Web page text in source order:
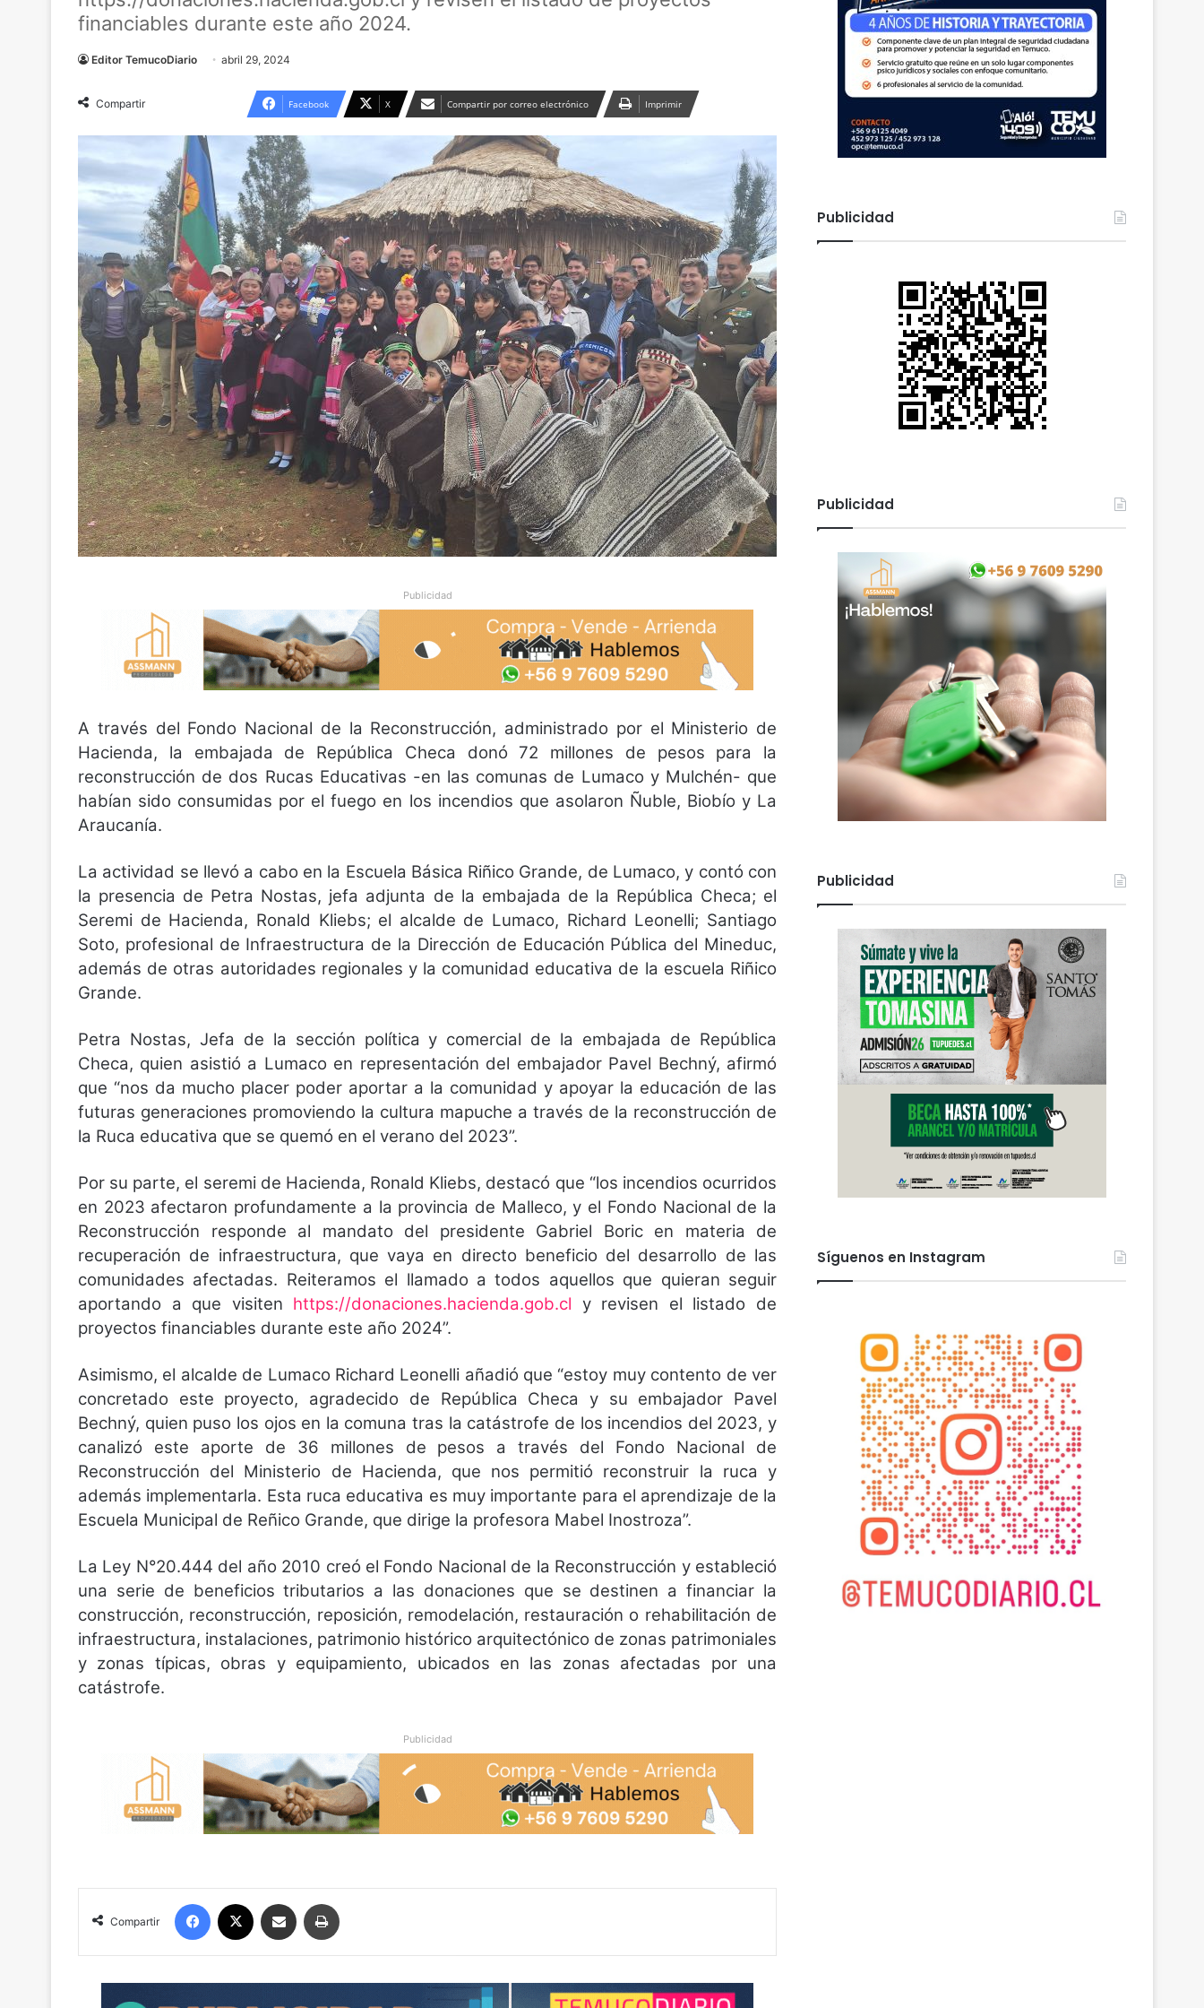
financiables durante este año 2024.
Editor TemucoDiario abril 29, 2024
Compartir Facebook X Compartir por correo electrónico Imprimir
Publicidad
A través del Fondo Nacional de la Reconstrucción, administrado por el Ministerio de
Hacienda, la embajada de República Checa donó 72 millones de pesos para la
reconstrucción de dos Rucas Educativas -en las comunas de Lumaco y Mulchén- que
habían sido consumidas por el fuego en los incendios que asolaron Ñuble, Biobío y La
Araucanía.
La actividad se llevó a cabo en la Escuela Básica Riñico Grande, de Lumaco, y contó con
la presencia de Petra Nostas, jefa adjunta de la embajada de la República Checa; el
Seremi de Hacienda, Ronald Kliebs; el alcalde de Lumaco, Richard Leonelli; Santiago
Soto, profesional de Infraestructura de la Dirección de Educación Pública del Mineduc,
además de otras autoridades regionales y la comunidad educativa de la escuela Riñico
Grande.
Petra Nostas, Jefa de la sección política y comercial de la embajada de República
Checa, quien asistió a Lumaco en representación del embajador Pavel Bechný, afirmó
que “nos da mucho placer poder aportar a la comunidad y apoyar la educación de las
futuras generaciones promoviendo la cultura mapuche a través de la reconstrucción de
la Ruca educativa que se quemó en el verano del 2023”.
Por su parte, el seremi de Hacienda, Ronald Kliebs, destacó que “los incendios ocurridos
en 2023 afectaron profundamente a la provincia de Malleco, y el Fondo Nacional de la
Reconstrucción responde al mandato del presidente Gabriel Boric en materia de
recuperación de infraestructura, que vaya en directo beneficio del desarrollo de las
comunidades afectadas. Reiteramos el llamado a todos aquellos que quieran seguir
aportando a que visiten https://donaciones.hacienda.gob.cl y revisen el listado de
proyectos financiables durante este año 2024”.
Asimismo, el alcalde de Lumaco Richard Leonelli añadió que “estoy muy contento de ver
concretado este proyecto, agradecido de República Checa y su embajador Pavel
Bechný, quien puso los ojos en la comuna tras la catástrofe de los incendios del 2023, y
canalizó este aporte de 36 millones de pesos a través del Fondo Nacional de
Reconstrucción del Ministerio de Hacienda, que nos permitió reconstruir la ruca y
además implementarla. Esta ruca educativa es muy importante para el aprendizaje de la
Escuela Municipal de Reñico Grande, que dirige la profesora Mabel Inostroza”.
La Ley N°20.444 del año 2010 creó el Fondo Nacional de la Reconstrucción y estableció
una serie de beneficios tributarios a las donaciones que se destinen a financiar la
construcción, reconstrucción, reposición, remodelación, restauración o rehabilitación de
infraestructura, instalaciones, patrimonio histórico arquitectónico de zonas patrimoniales
y zonas típicas, obras y equipamiento, ubicados en las zonas afectadas por una
catástrofe.
Publicidad
Compartir
Publicidad
Publicidad
Publicidad
Síguenos en Instagram